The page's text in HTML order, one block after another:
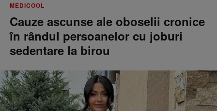
MEDICOOL
Cauze ascunse ale oboselii cronice
în rândul persoanelor cu joburi
sedentare la birou